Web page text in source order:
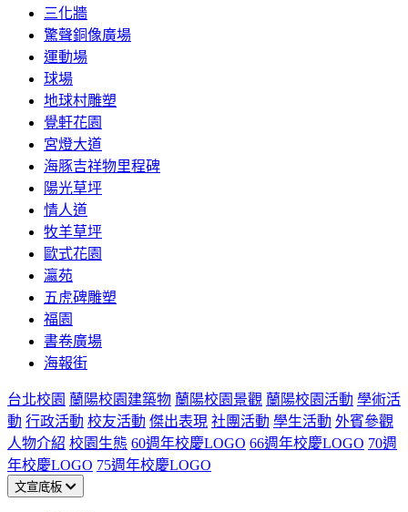
三化牆
驚聲銅像廣場
運動場
球場
地球村雕塑
覺軒花園
宮燈大道
海豚吉祥物里程碑
陽光草坪
情人道
牧羊草坪
歐式花園
瀛苑
五虎碑雕塑
福園
書卷廣場
海報街
台北校園 蘭陽校園建築物 蘭陽校園景觀 蘭陽校園活動 學術活
動 行政活動 校友活動 傑出表現 社團活動 學生活動 外賓參觀
人物介紹 校園生態 60週年校慶LOGO 66週年校慶LOGO 70週
年校慶LOGO 75週年校慶LOGO
文宣底板